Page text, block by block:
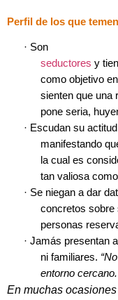
Perfil de los que
· Son
seductores y
como objetivo
sienten que una
pone seria,
· Escudan su actitud
manifestando
la cual es
tan valiosa
· Se niegan a dar
concretos sobre
personas
· Jamás presentan
ni familiares.
entorno cercano.
En muchas